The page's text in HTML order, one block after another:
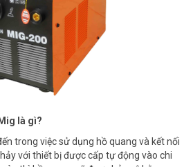
là gì?
trong việc sử dụng hồ quang và kết nối
với thiết bị được cấp tự động vào chi